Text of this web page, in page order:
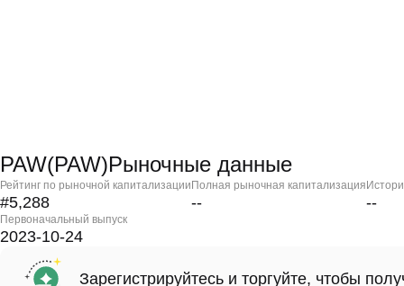
PAW(PAW)Рыночные данные
Рейтинг по рыночной капитализации
#5,288
Полная рыночная капитализация
-- --
Первоначальный выпуск
2023-10-24
Зарегистрируйтесь и торгуйте, чтобы